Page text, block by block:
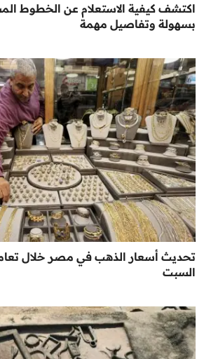
اكتشف كيفية الاستعلام عن الخطوط
بسهولة وتفاصيل مهمة
تحديث أسعار الذهب في مصر خلال
السبت